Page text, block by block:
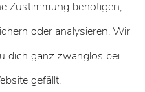
Zustimmung benötigen,
oder analysieren. Wir
dich ganz zwanglos bei
gefällt.